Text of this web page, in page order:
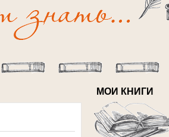
МОИ КНИГИ